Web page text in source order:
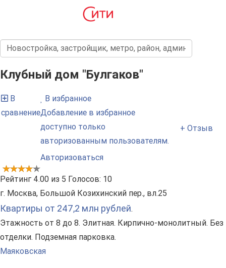
Клубный дом "Булгаков"
В
сравнение
В избранное
Добавление в избранное
доступно только
авторизованным пользователям.
Авторизоваться
+ Отзыв
Рейтинг 4.00 из 5 Голосов: 10
г. Москва, Большой Козихинский пер., вл.25
Квартиры от 247,2 млн рублей.
Этажность от 8 до 8. Элитная. Кирпично-монолитный. Без
отделки. Подземная парковка.
Маяковская